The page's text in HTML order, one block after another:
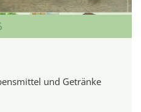
und Getränke